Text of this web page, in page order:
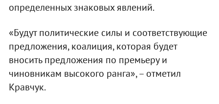
определенных знаковых явлений.
«Будут политические силы и соответствующие
предложения, коалиция, которая будет
вносить предложения по премьеру и
чиновникам высокого ранга», – отметил
Кравчук.